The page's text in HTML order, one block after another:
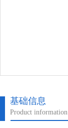
基础信息
Product information